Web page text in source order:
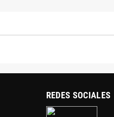
REDES SOCIALES